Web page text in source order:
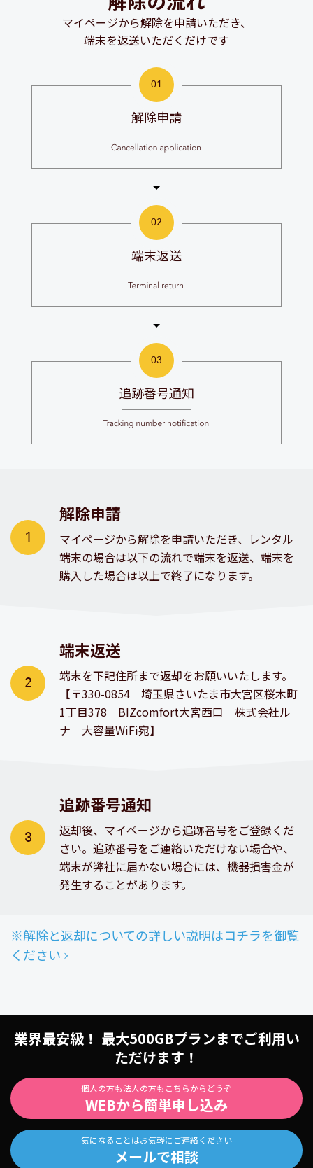
マイページから解除を申請いただき、
端末を返送いただくだけです
解除申請
端末返送
追跡番号通知
解除申請
マイページから解除を申請いただき、 レンタル
端末の場合は以下の流れで端末を返送、端末を
購入した場合は以上で終了になります。
端末返送
端末を下記住所まで返却をお願いいたします。
【〒330-0854 埼玉県さいたま市大宮区桜木町
1丁目378 BIZcomfort大宮西口 株式会社ル
ナ 大容量WiFi宛】
追跡番号通知
返却後、マイページから追跡番号をご登録くだ
さい。追跡番号をご連絡いただけない場合や、
端末が弊社に届かない場合には、機器損害金が
発生することがあります。
※解除と返却についての詳しい説明はコチラを御覧
ください
業界最安級！ 最大500GBプランまでご利用い
ただけます！
個人の方も法人の方もこちらからどうぞ
WEBから簡単申し込み
気になることはお気軽にご連絡ください
メールで相談